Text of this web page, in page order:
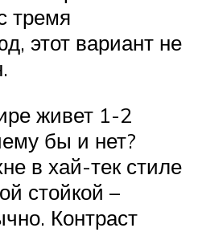
тремя
этот вариант не
живет 1-2
бы и нет?
в хай-тек стиле
стойкой –
Контраст